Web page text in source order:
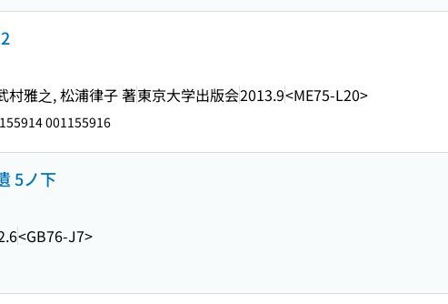
村雅之, 松浦律子 著東京大学出版会2013.9<ME75-L20>
001155916
5ノ下
<GB76-J7>